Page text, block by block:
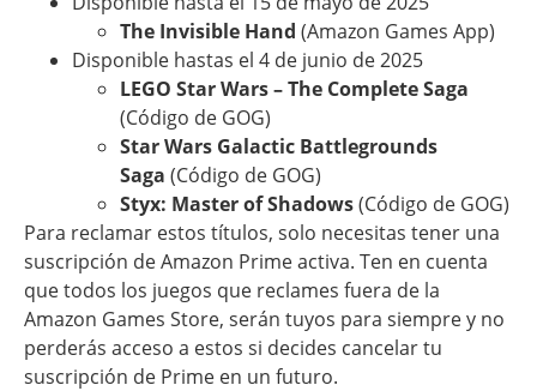
The Invisible Hand (Amazon Games App)
Disponible hastas el 4 de junio de 2025
LEGO Star Wars – The Complete Saga
(Código de GOG)
Star Wars Galactic Battlegrounds
Saga (Código de GOG)
Styx: Master of Shadows(Código de GOG)
Para reclamar estos títulos, solo necesitas tener una
suscripción de Amazon Prime activa. Ten en cuenta
que todos los juegos que reclames fuera de la
Amazon Games Store, serán tuyos para siempre y no
perderás acceso a estos si decides cancelar tu
suscripción de Prime en un futuro.